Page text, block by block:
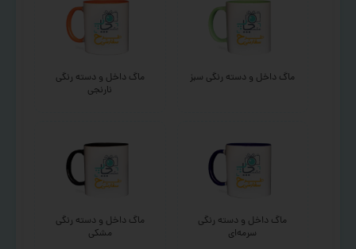
ماگ داخل و دسته رنگی سبز
ماگ داخل و دسته رنگی
نارنجی
ماگ داخل و دسته رنگی
سرمه‌ای
ماگ داخل و دسته رنگی
مشکی